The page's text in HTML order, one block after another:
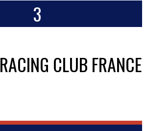
3
RACING CLUB FRANCE